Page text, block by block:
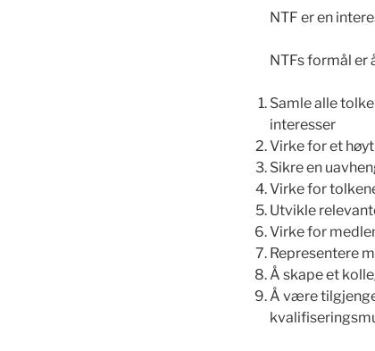
NTF er en
NTFs formål er
Samle alle
interesser
Virke for et
Sikre en
Virke for
Utvikle
Virke for
Representere
Å skape et
Å være